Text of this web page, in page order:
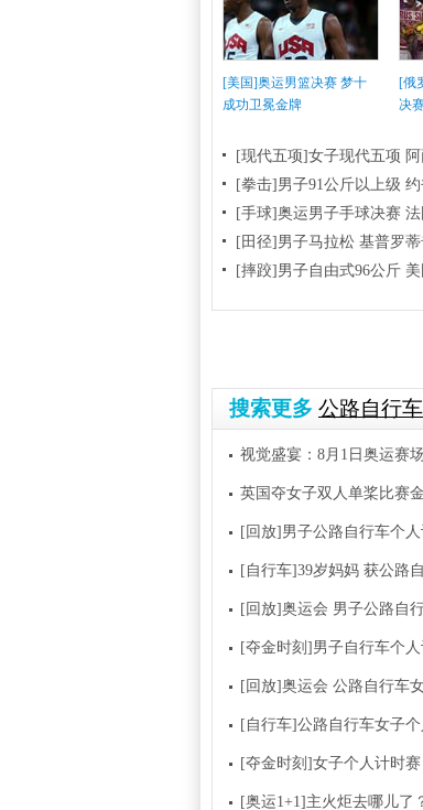
[美国]奥运男篮决赛 梦十
成功卫冕金牌
[俄
决
[现代五项]女子现代五项
[拳击]男子91公斤以上级
[手球]奥运男子手球决赛
[田径]男子马拉松 基普罗
[摔跤]男子自由式96公斤
搜索更多 公路自行车
视觉盛宴：8月1日奥运赛
英国夺女子双人单桨比赛
[回放]男子公路自行车个
[自行车]39岁妈妈 获公路
[回放]奥运会 男子公路自
[夺金时刻]男子自行车个
[回放]奥运会 公路自行车
[自行车]公路自行车女子
[夺金时刻]女子个人计时
[奥运1+1]主火炬去哪儿了